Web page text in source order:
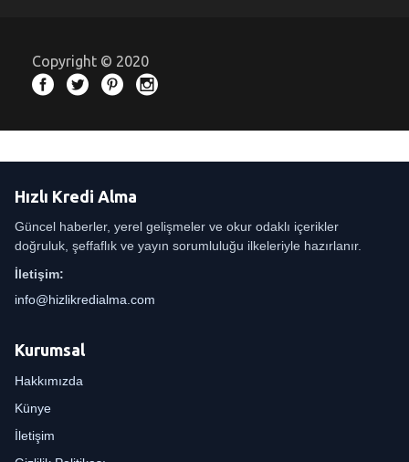
Copyright © 2020
Hızlı Kredi Alma
Güncel haberler, yerel gelişmeler ve okur odaklı içerikler
doğruluk, şeffaflık ve yayın sorumluluğu ilkeleriyle hazırlanır.
İletişim:
info@hizlikredialma.com
Kurumsal
Hakkımızda
Künye
İletişim